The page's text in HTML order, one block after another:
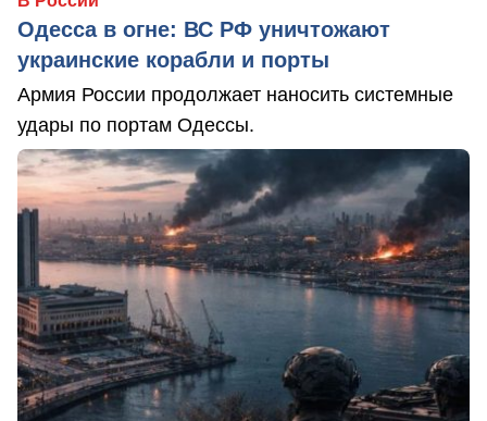
Одесса в огне: ВС РФ уничтожают
украинские корабли и порты
Армия России продолжает наносить системные
удары по портам Одессы.